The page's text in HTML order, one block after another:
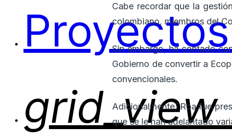
grid_view
Cabe recordar que la
colombiano, miembros del
Sin embargo, ha contado
Gobierno de convertir a
convencionales.
Adicionalmente, Roa fue
que se le han adelantado